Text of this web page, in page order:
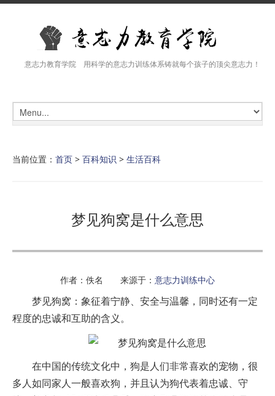
意志力教育学院 用科学的意志力训练体系铸就每个孩子的顶尖意志力！
当前位置： 首页 > 百科知识 > 生活百科
梦见狗窝是什么意思
作者：佚名 来源于： 意志力训练中心
梦见狗窝：象征着宁静、安全与温馨，同时还有一定
程度的忠诚和互助的含义。
在中国的传统文化中，狗是人们非常喜欢的宠物，很
多人如同家人一般喜欢狗，并且认为狗代表着忠诚、守